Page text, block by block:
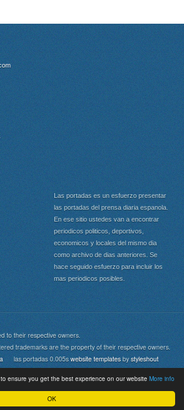
OK
ensure you get the best experience on our website More info
Las portadas es un esfuerzo presentar
las portadas del prensa diaria espanola.
En ese sitio ustedes van a encontrar
periodicos politicos, deportivos,
economicos y locales del mismo dia
como archivo de dias anteriores. Se
hace seguido esfuerzo para incluir los
mas periodicos posibles.
to their respective owners.
trademarks are the property of their respective owners.
las portadas 0.005s website templates by styleshout